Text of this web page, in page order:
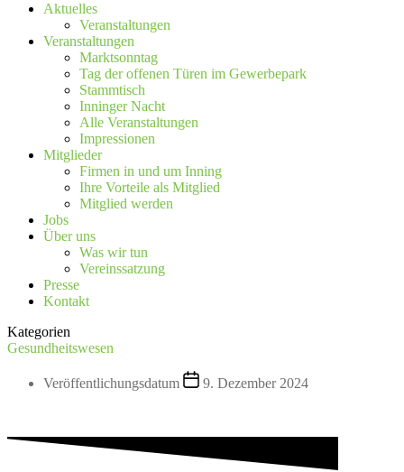
Aktuelles
Veranstaltungen
Veranstaltungen
Marktsonntag
Tag der offenen Türen im Gewerbepark
Stammtisch
Inninger Nacht
Alle Veranstaltungen
Impressionen
Mitglieder
Firmen in und um Inning
Ihre Vorteile als Mitglied
Mitglied werden
Jobs
Über uns
Was wir tun
Vereinssatzung
Presse
Kontakt
Kategorien
Gesundheitswesen
Veröffentlichungsdatum 9. Dezember 2024